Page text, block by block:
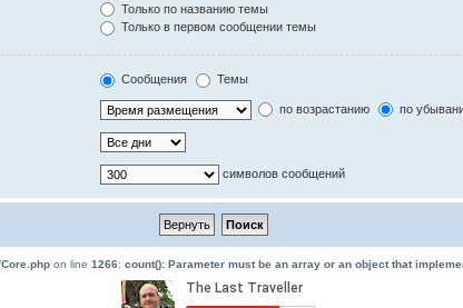
Только по названию темы
Только в первом сообщении темы
Сообщения Темы
по возрастанию по
символов сообщений
on line 1266: count(): Parameter must be an array or an object that